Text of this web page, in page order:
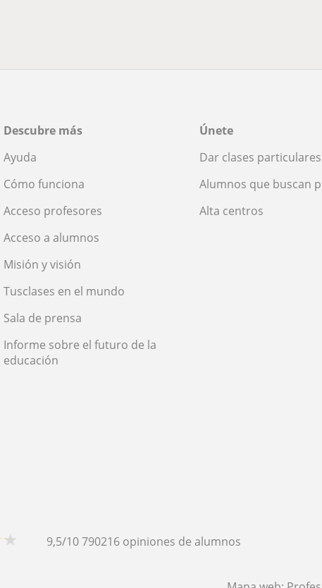
Descubre más
Ayuda
Cómo funciona
Acceso profesores
Acceso a alumnos
Misión y visión
Tusclases en el mundo
Sala de prensa
Informe sobre el futuro de la
educación
Únete
Dar clases particulares
Alumnos que buscan
Alta centros
9,5/10790216 opiniones de alumnos